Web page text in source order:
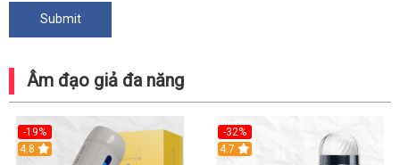
Âm đạo giả đa năng
-19%
Hot
4.8
-32%
Hot
4.7